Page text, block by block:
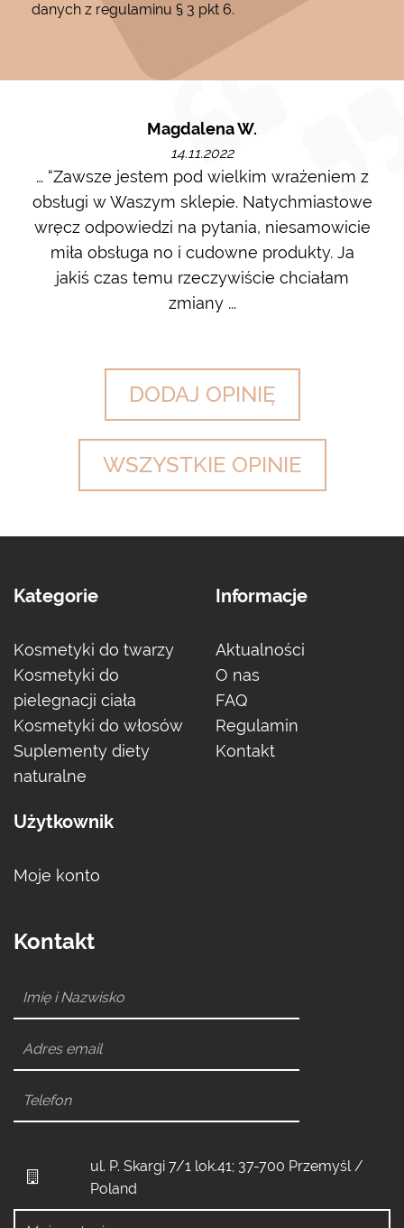
danych z regulaminu § 3 pkt 6.
Magdalena W.
14.11.2022
… “Zawsze jestem pod wielkim wrażeniem z
obsługi w Waszym sklepie. Natychmiastowe
wręcz odpowiedzi na pytania, niesamowicie
miła obsługa no i cudowne produkty. Ja
jakiś czas temu rzeczywiście chciałam
zmiany ...
DODAJ OPINIĘ
WSZYSTKIE OPINIE
Kategorie
Kosmetyki do twarzy
Kosmetyki do
pielegnacji ciała
Kosmetyki do włosów
Suplementy diety
naturalne
Informacje
Aktualności
O nas
FAQ
Regulamin
Kontakt
Użytkownik
Moje konto
Kontakt
ul. P. Skargi 7/1 lok.41; 37-700 Przemyśl /
Poland